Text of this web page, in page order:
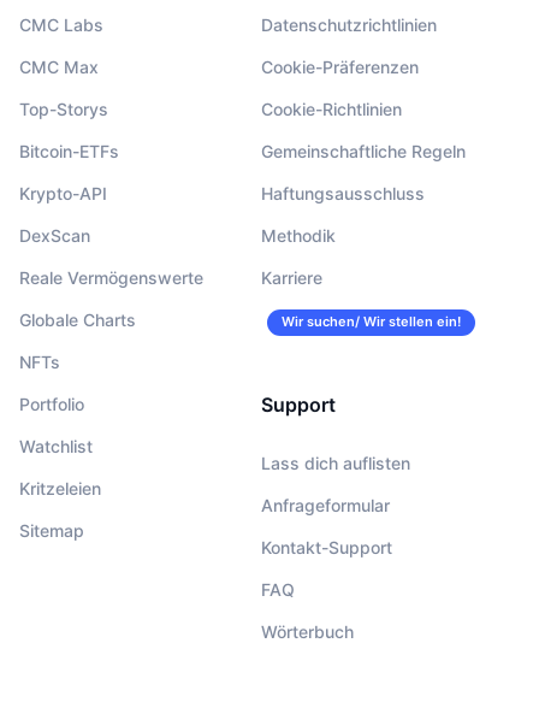
CMC Labs
CMC Max
Top-Storys
Bitcoin-ETFs
Krypto-API
DexScan
Reale Vermögenswerte
Globale Charts
NFTs
Portfolio
Watchlist
Kritzeleien
Sitemap
Datenschutzrichtlinien
Cookie-Präferenzen
Cookie-Richtlinien
Gemeinschaftliche Regeln
Haftungsausschluss
Methodik
Karriere
Wir suchen/ Wir stellen ein!
Support
Lass dich auflisten
Anfrageformular
Kontakt-Support
FAQ
Wörterbuch